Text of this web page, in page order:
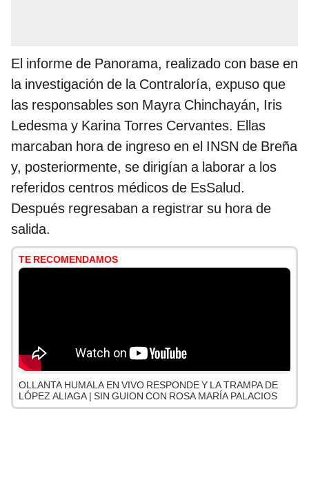
El informe de Panorama, realizado con base en
la investigación de la Contraloría, expuso que
las responsables son Mayra Chinchayán, Iris
Ledesma y Karina Torres Cervantes. Ellas
marcaban hora de ingreso en el INSN de Breña
y, posteriormente, se dirigían a laborar a los
referidos centros médicos de EsSalud.
Después regresaban a registrar su hora de
salida.
TE RECOMENDAMOS
OLLANTA HUMALA EN VIVO RESPONDE Y LA TRAMPA DE
LÓPEZ ALIAGA | SIN GUION CON ROSA MARÍA PALACIOS